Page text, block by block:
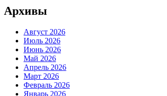
Архивы
Август 2026
Июль 2026
Июнь 2026
Май 2026
Апрель 2026
Март 2026
Февраль 2026
Январь 2026